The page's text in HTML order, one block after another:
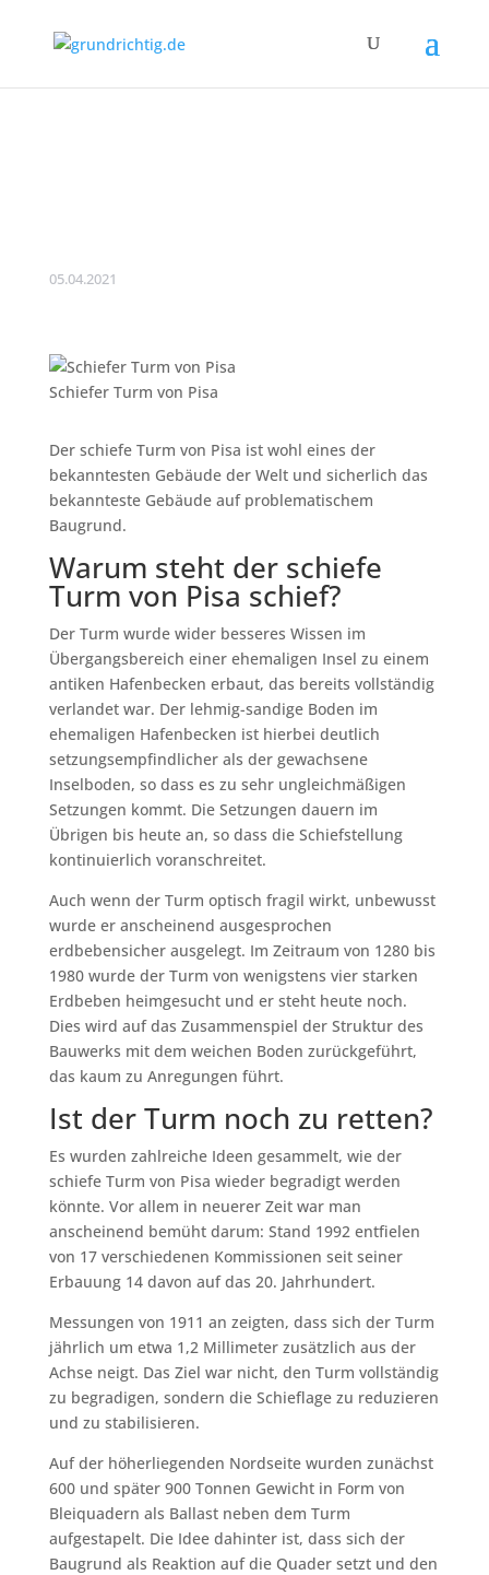
05.04.2021
Schiefer Turm von Pisa
Der schiefe Turm von Pisa ist wohl eines der
bekanntesten Gebäude der Welt und sicherlich das
bekannteste Gebäude auf problematischem
Baugrund.
Warum steht der schiefe
Turm von Pisa schief?
Der Turm wurde wider besseres Wissen im
Übergangsbereich einer ehemaligen Insel zu einem
antiken Hafenbecken erbaut, das bereits vollständig
verlandet war. Der lehmig-sandige Boden im
ehemaligen Hafenbecken ist hierbei deutlich
setzungsempfindlicher als der gewachsene
Inselboden, so dass es zu sehr ungleichmäßigen
Setzungen kommt. Die Setzungen dauern im
Übrigen bis heute an, so dass die Schiefstellung
kontinuierlich voranschreitet.
Auch wenn der Turm optisch fragil wirkt, unbewusst
wurde er anscheinend ausgesprochen
erdbebensicher ausgelegt. Im Zeitraum von 1280 bis
1980 wurde der Turm von wenigstens vier starken
Erdbeben heimgesucht und er steht heute noch.
Dies wird auf das Zusammenspiel der Struktur des
Bauwerks mit dem weichen Boden zurückgeführt,
das kaum zu Anregungen führt.
Ist der Turm noch zu retten?
Es wurden zahlreiche Ideen gesammelt, wie der
schiefe Turm von Pisa wieder begradigt werden
könnte. Vor allem in neuerer Zeit war man
anscheinend bemüht darum: Stand 1992 entfielen
von 17 verschiedenen Kommissionen seit seiner
Erbauung 14 davon auf das 20. Jahrhundert.
Messungen von 1911 an zeigten, dass sich der Turm
jährlich um etwa 1,2 Millimeter zusätzlich aus der
Achse neigt. Das Ziel war nicht, den Turm vollständig
zu begradigen, sondern die Schieflage zu reduzieren
und zu stabilisieren.
Auf der höherliegenden Nordseite wurden zunächst
600 und später 900 Tonnen Gewicht in Form von
Bleiquadern als Ballast neben dem Turm
aufgestapelt. Die Idee dahinter ist, dass sich der
Baugrund als Reaktion auf die Quader setzt und den